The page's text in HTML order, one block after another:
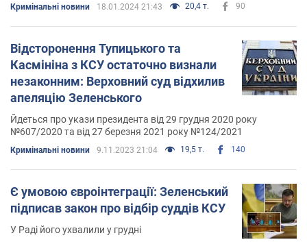
Кримінальні новини 18.01.2024 21:43 20,4 т. 90
Відсторонення Тупицького та
Касмініна з КСУ остаточно визнали
незаконним: Верховний суд відхилив
апеляцію Зеленського
Йдеться про укази президента від 29 грудня 2020 року
№607/2020 та від 27 березня 2021 року №124/2021
Кримінальні новини 9.11.2023 21:04 19,5 т. 140
Є умовою євроінтеграції: Зеленський
підписав закон про відбір суддів КСУ
У Раді його ухвалили у грудні